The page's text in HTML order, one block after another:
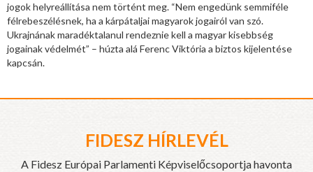
jogok helyreállítása nem történt meg. “Nem engedünk semmiféle
félrebeszélésnek, ha a kárpátaljai magyarok jogairól van szó.
Ukrajnának maradéktalanul rendeznie kell a magyar kisebbség
jogainak védelmét” – húzta alá Ferenc Viktória a biztos kijelentése
kapcsán.
FIDESZ HÍRLEVÉL
A Fidesz Európai Parlamenti Képviselőcsoportja havonta